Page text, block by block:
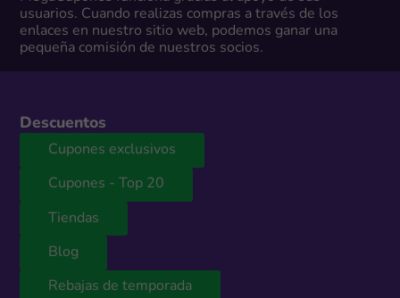
usuarios. Cuando realizas compras a través de los
enlaces en nuestro sitio web, podemos ganar una
pequeña comisión de nuestros socios.
Descuentos
Cupones exclusivos
Cupones - Top 20
Tiendas
Blog
Rebajas de temporada